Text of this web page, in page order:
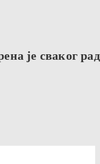
је сваког